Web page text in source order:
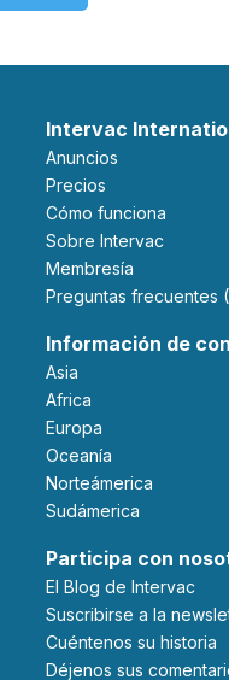
Intervac
Anuncios
Precios
Cómo funciona
Sobre Intervac
Membresía
Preguntas frecuentes
Información de
Asia
Africa
Europa
Oceanía
Norteámerica
Sudámerica
Participa con
El Blog de Intervac
Suscribirse a la
Cuéntenos su historia
Déjenos sus